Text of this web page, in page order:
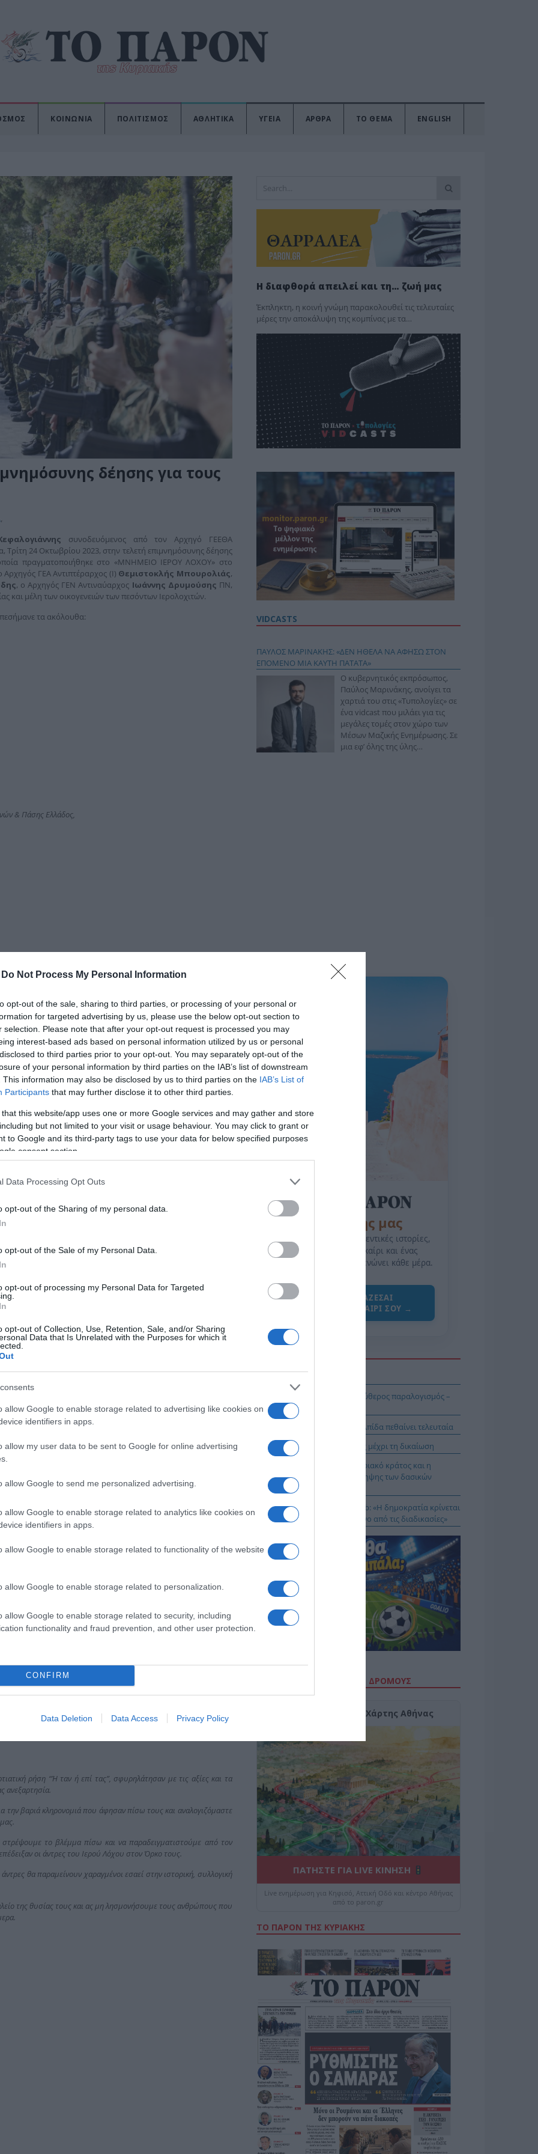
Do Not Process My Personal Information
opt-out of the sale, sharing to third parties, or processing of your personal or
for targeted advertising by us, please use the below opt-out section to
selection. Please note that after your opt-out request is processed you may
interest-based ads based on personal information utilized by us or personal
to third parties prior to your opt-out. You may separately opt-out of the
of your personal information by third parties on the IAB’s list of downstream
This information may also be disclosed by us to third parties on the IAB’s List of
Participants that may further disclose it to other third parties.
that this website/app uses one or more Google services and may gather and store
but not limited to your visit or usage behaviour. You may click to grant or
to Google and its third-party tags to use your data for below specified purposes
consent section.
Data Processing Opt Outs
opt-out of the Sharing of my personal data.
opt-out of the Sale of my Personal Data.
opt-out of processing my Personal Data for Targeted
opt-out of Collection, Use, Retention, Sale, and/or Sharing
Data that Is Unrelated with the Purposes for which it
allow Google to enable storage related to advertising like cookies on
identifiers in apps.
allow my user data to be sent to Google for online advertising
allow Google to send me personalized advertising.
allow Google to enable storage related to analytics like cookies on
identifiers in apps.
allow Google to enable storage related to functionality of the website
allow Google to enable storage related to personalization.
allow Google to enable storage related to security, including
functionality and fraud prevention, and other user protection.
CONFIRM
Data Deletion Data Access Privacy Policy
ΚΟΙΝΩΝΙΑ ΠΟΛΙΤΙΣΜΟΣ ΑΘΛΗΤΙΚΑ ΥΓΕΙΑ ΑΡΘΡΑ ΤΟ ΘΕΜΑ ENGLISH
δέησης για τους
,
συνοδευόμενος από τον Αρχηγό ΓΕΕΘΑ
Τρίτη 24 Οκτωβρίου 2023, στην τελετή επιμνημόσυνης δέησης
πραγματοποιήθηκε στο «ΜΝΗΜΕΙΟ ΙΕΡΟΥ ΛΟΧΟΥ» στο
ΓΕΑ Αντιπτέραρχος (Ι) Θεμιστοκλής Μπουρολιάς,
, ο Αρχηγός ΓΕΝ Αντιναύαρχος Ιωάννης Δρυμούσης ΠΝ,
και μέλη των οικογενειών των πεσόντων Ιερολοχιτών.
τα ακόλουθα:
& Πάσης Ελλάδος,
Μουσείου Αθηνών,
οφειλόμενο φόρο τιμής και τον προσήκοντα σεβασμό μας στους
και το ύψιστο αγαθό της Ελευθερίας, γράφοντας ιστορία με
Μέση Ανατολή και στα νησιά του Αιγαίου.
του τον Αύγουστο του 1945, ο Ιερός Λόχος έμεινε
στον εχθρό προσδοκώντας μια ελεύθερη Ελλάδα.
σε «Ιερό Λόχο» έδωσε πολλές και δύσκολές μάχες
σημασίας. Για τις μέχρι αυτοθυσίας συνεχείς τους
πολεμική τους δράση θα τους τιμούμε και θα τους δοξάζουμε
για αυτούς τους ήρωες. Για τους ανθρώπους που τίμησαν τον όρκο
σελίδες της ιστορίας του Έθνους μας.
ο Στρατηγός Ανδρέας Έρσελμαν, αναφερόμενος στους 200
της εποχής. Εμβατήριο ύμνο στην δράση των Ιερολοχιτών που με
νησιά του Αιγαίου και της Δωδεκανήσου.
απαράμιλλο ηρωισμό, αποτελώντας για όλους εμάς
σήμερα στεφάνια τιμής και ευγνωμοσύνης.
ζωντανές στη μνήμη και στην καρδιά μας τις μορφές των
ακλόνητοι μέχρι την έσχατη στιγμή στις επάλξεις του
ρήση “Ή ταν ή επί τας”, σφυρηλάτησαν με τις αξίες και τα
ανεξαρτησία.
την βαριά κληρονομιά που άφησαν πίσω τους και αναλογιζόμαστε
το βλέμμα πίσω και να παραδειγματιστούμε από τον
οι άντρες του Ιερού Λόχου στον Όρκο τους.
θα παραμείνουν χαραγμένοι εσαεί στην ιστορική, συλλογική
της θυσίας τους και ας μη λησμονήσουμε τους ανθρώπους που
Η διαφθορά απειλεί και τη… ζωή μας
Έκπληκτη, η κοινή γνώμη παρακολουθεί τις τελευταίες
μέρες την αποκάλυψη της κο­μπίνας με τα…
VIDCASTS
ΠΑΥΛΟΣ ΜΑΡΙΝΑΚΗΣ: «ΔΕΝ ΗΘΕΛΑ ΝΑ ΑΦΗΣΩ ΣΤΟΝ
ΕΠΟΜΕΝΟ ΜΙΑ ΚΑΥΤΗ ΠΑΤΑΤΑ»
Ο κυβερνητικός εκπρόσωπος,
Παύλος Μαρινάκης, ανοίγει τα
χαρτιά του στις «Τυπολογίες» σε
ένα vidcast που μιλάει για τις
μεγάλες τομές στον χώρο των
Μέσων Μαζικής Ενημέρωσης. Σε
μια εφ’ όλης της ύλης
της Ζωής μας
Οι άνθρωποι, οι αυθεντικές ιστορίες,
το ελληνικό καλοκαίρι και ένας
πολιτισμός που μας ενώνει κάθε μέρα.
ΌΣΑ ΧΡΕΙΆΖΕΣΑΙ
ΓΙΑ ΤΟ ΚΑΛΟΚΑΊΡΙ ΣΟΥ →
Πύρινη κόλαση και νεοφιλελεύθερος παραλογισμός –
Του Ν. Στραβελάκη
Γ. Μαντζουράκης στο “Π”: Η ελπίδα πεθαίνει τελευταία
Χρ. Τσιλώνης: Συνεχής αγώνας μέχρι τη δικαίωση
Β. Ζωγράφος: Το ελληνικό ψηφιακό κράτος και η
θεσμική ανεπάρκεια της πρόληψης των δασικών
πυρκαγιών
Απ. Αποστόλου: Seyla Benhabib: «Η δημοκρατία κρίνεται
από τη δικαιοσύνη και όχι μόνο από τις διαδικασίες»
ΔΕΙΤΕ ΤΗΝ ΚΙΝΗΣΗ ΣΤΟΥΣ ΔΡΌΜΟΥΣ
Κίνηση Τώρα: Live Χάρτης Αθήνας
ΠΑΤΗΣΤΕ ΓΙΑ LIVE ΚΙΝΗΣΗ
Live ενημέρωση για Κηφισό, Αττική Οδό και κέντρο Αθήνας
από το paron.gr
ΤΟ ΠΑΡΟΝ ΤΗΣ ΚΥΡΙΑΚΗΣ